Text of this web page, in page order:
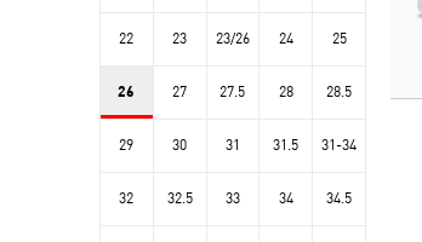
22 23 23/26 24 25
26 27 27.5 28 28.5
29 30 31 31.5 31-34
32 32.5 33 34 34.5